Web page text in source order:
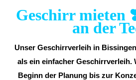
Geschirr mieten
an der
Unser Geschirrverleih in
als ein einfacher Geschirrverleih.
Beginn der Planung bis zur